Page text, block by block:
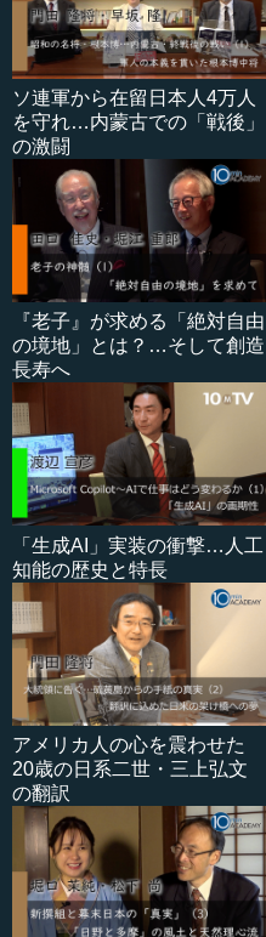
ソ連軍から在留日本人4万人
を守れ…内蒙古での「戦後」
の激闘
『老子』が求める「絶対自由
の境地」とは？…そして創造
長寿へ
「生成AI」実装の衝撃…人工
知能の歴史と特長
アメリカ人の心を震わせた
20歳の日系二世・三上弘文
の翻訳